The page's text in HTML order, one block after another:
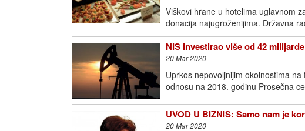
Viškovi hrane u hotelima uglavnom
donacija najugroženijima. Državna
NIS investirao više od 42
20 Mar 2020
Uprkos nepovoljnijim okolnostima
odnosu na 2018. godinu Prosečna
UVOD U BIZNIS: Samo nam je
20 Mar 2020